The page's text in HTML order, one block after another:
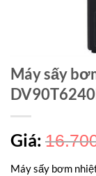
Máy sấy
Giá:
Máy sấy bơm